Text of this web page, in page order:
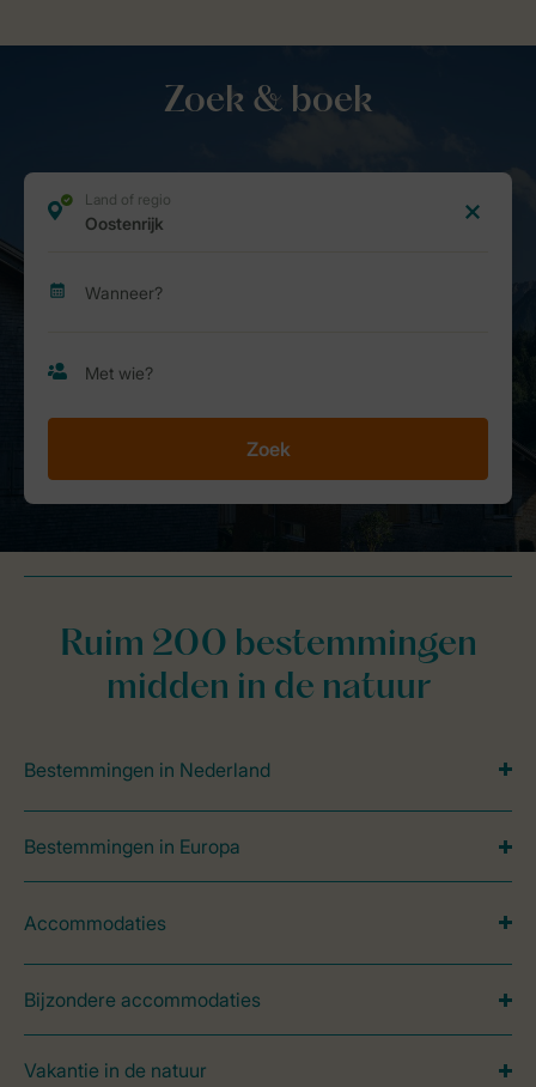
Zoek & boek
Zoek
Ruim 200 bestemmingen
midden in de natuur
Bestemmingen in Nederland
Bestemmingen in Europa
Accommodaties
Bijzondere accommodaties
Vakantie in de natuur